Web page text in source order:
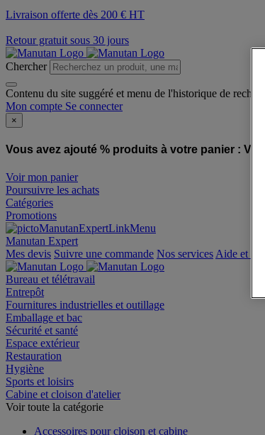
Livraison offerte dès 200 € HT
Retour gratuit sous 30 jours
Chercher
Contenu du site suggéré et menu de l'historique de
Mon compte Se connecter
×
Vous avez ajouté % produits à votre panier :
Voir mon panier
Poursuivre les achats
Catégories
Promotions
Manutan Expert
offre reconditionnée
Mes devis Suivre une commande Nos services Aide et
Bureau et télétravail
Entrepôt
Fournitures industrielles et outillage
Emballage et bac
Sécurité et santé
Espace extérieur
Restauration
Hygiène
Sports et loisirs
Cabine et cloison d'atelier